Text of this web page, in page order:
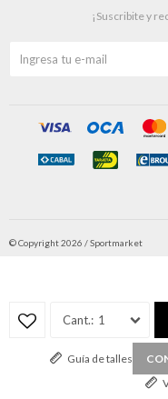
1
Guía de talles
¡Suscribite y
© Copyright 2026 / Sportmarket